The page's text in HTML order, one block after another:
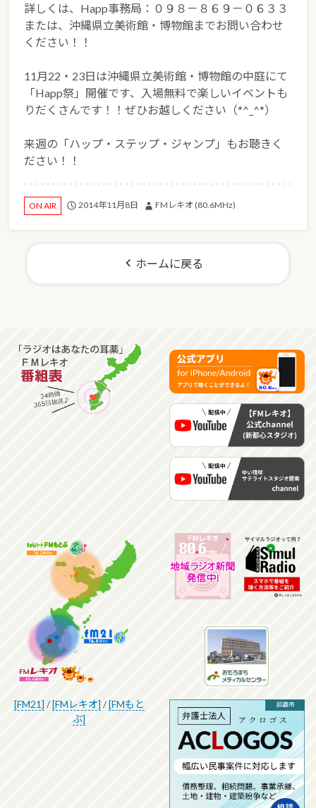
詳しくは、Happ事務局：０９８－８６９－０６３３
または、沖縄県立美術館・博物館までお問い合わせ
ください！！
11月22・23日は沖縄県立美術館・博物館の中庭にて
「Happ祭」開催です、入場無料で楽しいイベントも
りだくさんです！！ぜひお越しください（*^_^*）
来週の「ハップ・ステップ・ジャンプ」もお聴きく
ださい！！
ON AIR 2014年11月8日 FMレキオ (80.6MHz)
ホームに戻る
[FM21] /[FMレキオ] /[FMもと
ぶ]